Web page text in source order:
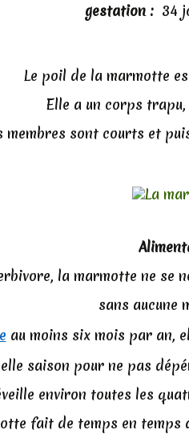
gestation : 34
Le poil de la marmotte
Elle a un corps
membres sont courts et
la marmotte ne se
sans aucune
au moins six mois par an,
saison pour ne pas
environ toutes les
fait de temps en temps